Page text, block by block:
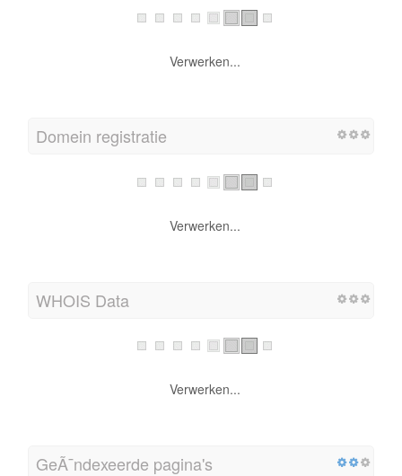
Verwerken...
Domein registratie
Verwerken...
WHOIS Data
Verwerken...
GeÃ¯ndexeerde pagina's